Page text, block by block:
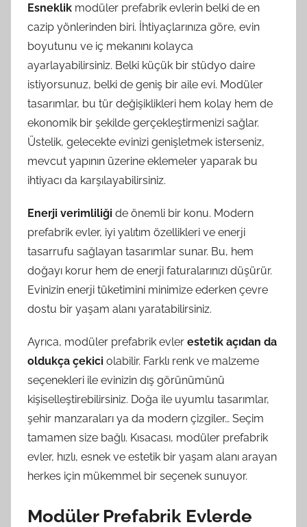
Esneklik modüler prefabrik evlerin belki de en
cazip yönlerinden biri. İhtiyaçlarınıza göre, evin
boyutunu ve iç mekanını kolayca
ayarlayabilirsiniz. Belki küçük bir stüdyo daire
istiyorsunuz, belki de geniş bir aile evi. Modüler
tasarımlar, bu tür değişiklikleri hem kolay hem de
ekonomik bir şekilde gerçekleştirmenizi sağlar.
Üstelik, gelecekte evinizi genişletmek isterseniz,
mevcut yapının üzerine eklemeler yaparak bu
ihtiyacı da karşılayabilirsiniz.
Enerji verimliliği de önemli bir konu. Modern
prefabrik evler, iyi yalıtım özellikleri ve enerji
tasarrufu sağlayan tasarımlar sunar. Bu, hem
doğayı korur hem de enerji faturalarınızı düşürür.
Evinizin enerji tüketimini minimize ederken çevre
dostu bir yaşam alanı yaratabilirsiniz.
Ayrıca, modüler prefabrik evler estetik açıdan da
oldukça çekici olabilir. Farklı renk ve malzeme
seçenekleri ile evinizin dış görünümünü
kişiselleştirebilirsiniz. Doğa ile uyumlu tasarımlar,
şehir manzaraları ya da modern çizgiler… Seçim
tamamen size bağlı. Kısacası, modüler prefabrik
evler, hızlı, esnek ve estetik bir yaşam alanı arayan
herkes için mükemmel bir seçenek sunuyor.
Modüler Prefabrik Evlerde